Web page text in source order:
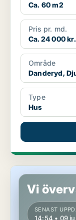
Ca. 60 m2
Pris pr. md.
Ca. 24 000 kr.
Område
Danderyd,
Type
Hus
Hus i Danderyd
Vi
SENAST
14:54 • 09